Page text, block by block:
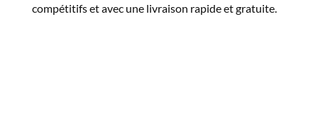
compétitifs et avec une livraison rapide et gratuite.